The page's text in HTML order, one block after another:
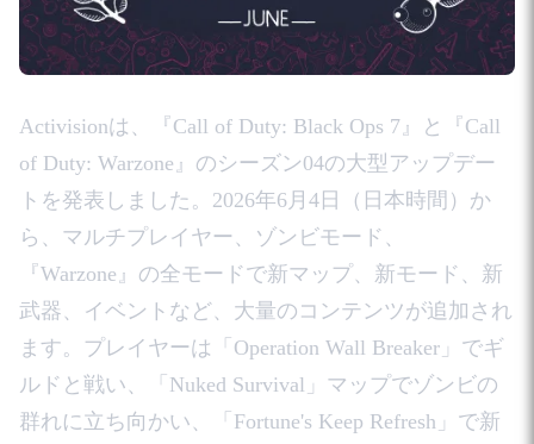
Activisionは、『Call of Duty: Black Ops 7』と『Call
of Duty: Warzone』のシーズン04の大型アップデー
トを発表しました。2026年6月4日（日本時間）か
ら、マルチプレイヤー、ゾンビモード、
『Warzone』の全モードで新マップ、新モード、新
武器、イベントなど、大量のコンテンツが追加され
ます。プレイヤーは「Operation Wall Breaker」でギ
ルドと戦い、「Nuked Survival」マップでゾンビの
群れに立ち向かい、「Fortune's Keep Refresh」で新